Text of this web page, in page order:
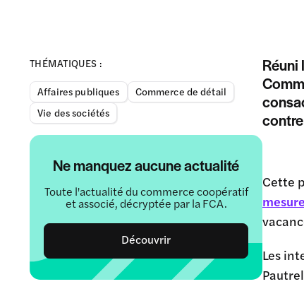
THÉMATIQUES :
Affaires publiques
Commerce de détail
Vie des sociétés
Ne manquez aucune actualité
Toute l'actualité du commerce coopératif
et associé, décryptée par la FCA.
Découvrir
Réuni
Cette
Les